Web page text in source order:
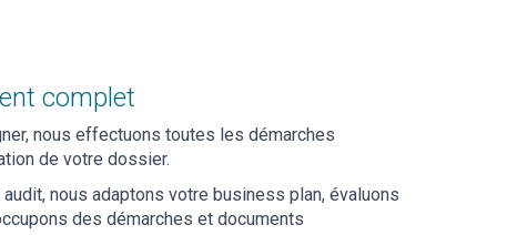
complet
nous effectuons toutes les démarches
de votre dossier.
audit, nous adaptons votre business plan, évaluons
des démarches et documents